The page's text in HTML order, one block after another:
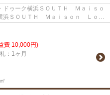
ドゥーク横浜ＳＯＵＴＨ Ｍａｉｓｏ
浜ＳＯＵＴＨ Ｍａｉｓｏｎ Ｌｏｉ
費 10,000円)
：1ヶ月